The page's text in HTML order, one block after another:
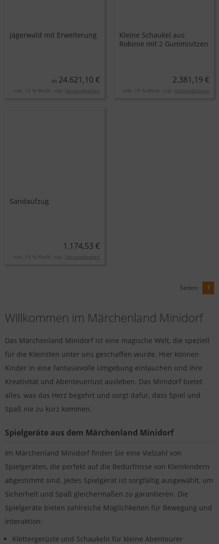
Jägerwald mit Erweiterung
ab 24.621,10 €
inkl. 19 % MwSt. zzgl. Versandkosten
Kleine Schaukel aus
Robinie mit 2 Gummisitzen
2.381,19 €
inkl. 19 % MwSt. zzgl. Versandkosten
Sandaufzug
1.174,53 €
inkl. 19 % MwSt. zzgl. Versandkosten
Seiten: 1
Willkommen im Märchenland Minidorf
Das Märchenland Minidorf ist eine magische Welt, die speziell
für die Kleinsten unter uns geschaffen wurde. Hier können
Kinder in eine fantasievolle Umgebung eintauchen und ihre
Kreativität und Abenteuerlust ausleben. Das Minidorf bietet
alles, was das Herz begehrt und sorgt dafür, dass Spiel und
Spaß nie zu kurz kommen.
Spielgeräte aus dem Märchenland Minidorf
Im Märchenland Minidorf finden Sie eine Vielzahl von
Spielgeräten, die perfekt auf die Bedürfnisse von Kleinkindern
abgestimmt sind. Jedes Spielgerät ist sorgfältig ausgewählt, um
Sicherheit und Spaß gleichermaßen zu garantieren. Die
Spielgeräte bieten zahlreiche Möglichkeiten für Bewegung und
Interaktion:
Klettergerüste und Schaukeln für kleine Abenteurer